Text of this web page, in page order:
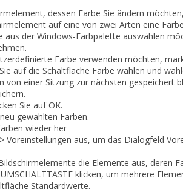
dessen Farbe Sie ändern
auf eine von zwei Arten eine
aus der Windows-Farbpalette auswählen
.
Farbe verwenden möchten,
auf die Schaltfläche Farbe wählen und
von einer Sitzung zur nächsten gespeichert
.
Sie aufOK.
gewählten Farben.
wieder her
Voreinstellungen aus, um das Dialogfeld
die Elemente aus, deren
klicken, um mehrere
Standardwerte.